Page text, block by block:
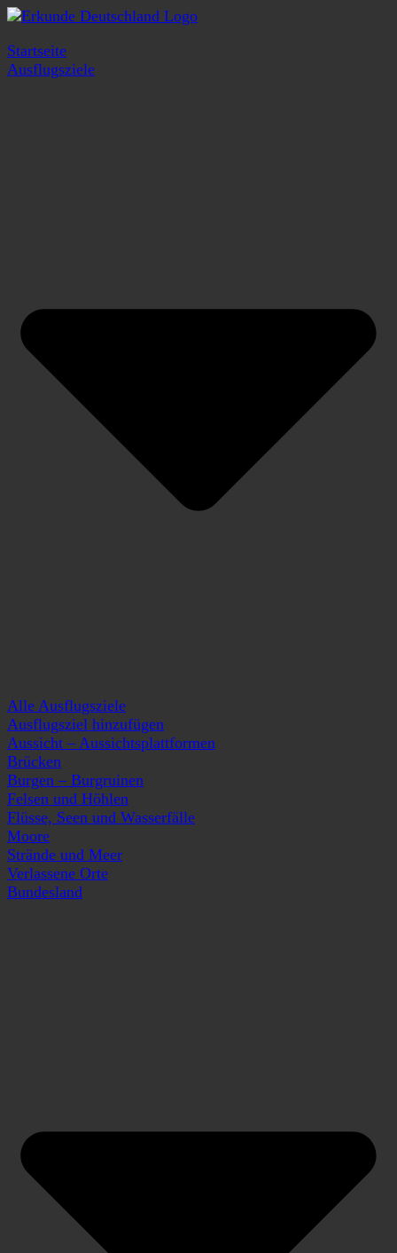
Startseite
Ausflugsziele
Alle Ausflugsziele
Ausflugsziel hinzufügen
Aussicht – Aussichtsplattformen
Brücken
Burgen – Burgruinen
Felsen und Höhlen
Flüsse, Seen und Wasserfälle
Moore
Strände und Meer
Verlassene Orte
Bundesland